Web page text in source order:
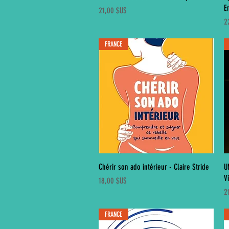
Prix
21,00 $US
Aperçu rapide
FRANCE
Chérir son ado intérieur - Claire Stride
Prix
18,00 $US
FRANCE